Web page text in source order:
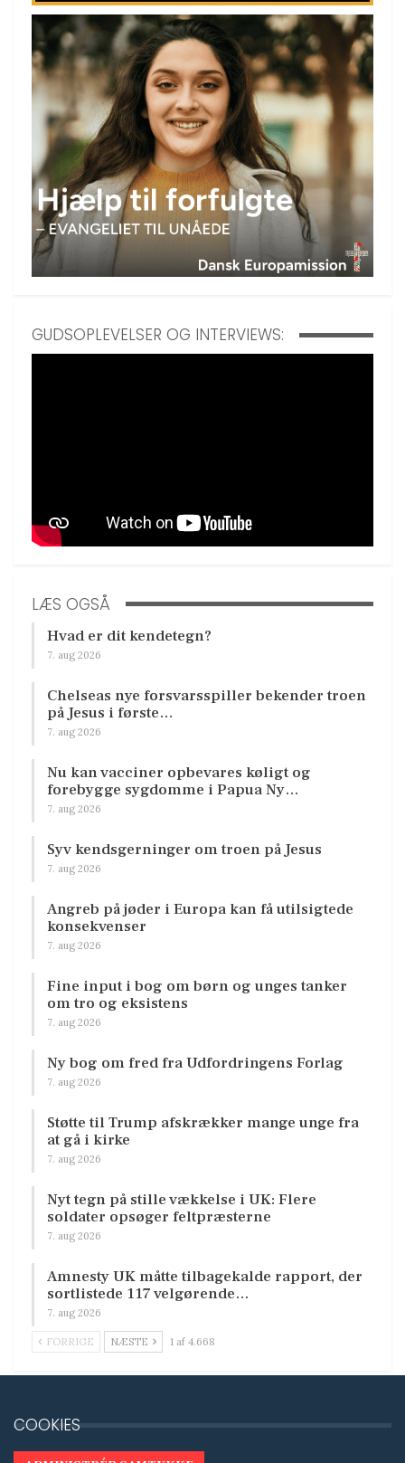
GUDSOPLEVELSER OG INTERVIEWS:
LÆS OGSÅ
Hvad er dit kendetegn?
7. aug 2026
Chelseas nye forsvarsspiller bekender troen
på Jesus i første…
7. aug 2026
Nu kan vacciner opbevares køligt og
forebygge sygdomme i Papua Ny…
7. aug 2026
Syv kendsgerninger om troen på Jesus
7. aug 2026
Angreb på jøder i Europa kan få utilsigtede
konsekvenser
7. aug 2026
Fine input i bog om børn og unges tanker
om tro og eksistens
7. aug 2026
Ny bog om fred fra Udfordringens Forlag
7. aug 2026
Støtte til Trump afskrækker mange unge fra
at gå i kirke
7. aug 2026
Nyt tegn på stille vækkelse i UK: Flere
soldater opsøger feltpræsterne
7. aug 2026
Amnesty UK måtte tilbagekalde rapport, der
sortlistede 117 velgørende…
7. aug 2026
FORRIGE NÆSTE 1 af 4.668
COOKIES